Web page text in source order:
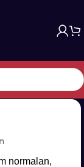
normalan,